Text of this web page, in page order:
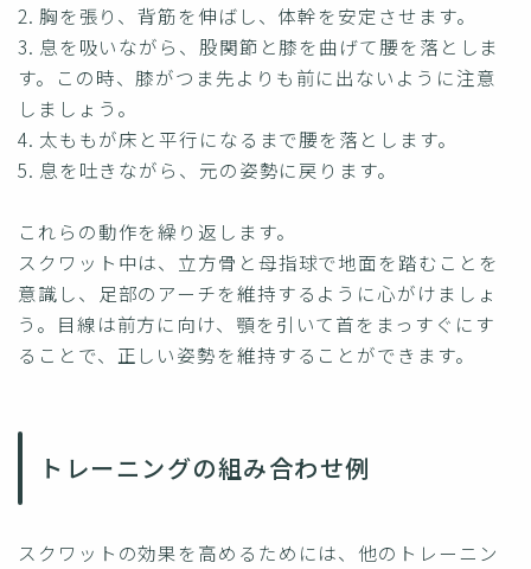
2. 胸を張り、背筋を伸ばし、体幹を安定させます。
3. 息を吸いながら、股関節と膝を曲げて腰を落としま
す。この時、膝がつま先よりも前に出ないように注意
しましょう。
4. 太ももが床と平行になるまで腰を落とします。
5. 息を吐きながら、元の姿勢に戻ります。
これらの動作を繰り返します。
スクワット中は、立方骨と母指球で地面を踏むことを
意識し、足部のアーチを維持するように心がけましょ
う。目線は前方に向け、顎を引いて首をまっすぐにす
ることで、正しい姿勢を維持することができます。
トレーニングの組み合わせ例
スクワットの効果を高めるためには、他のトレーニン